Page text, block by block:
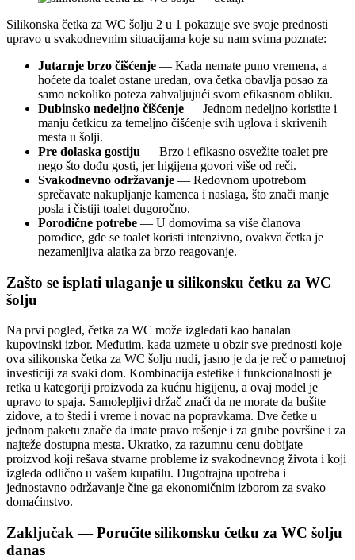
Silikonska četka za WC šolju 2 u 1 pokazuje sve svoje prednosti
upravo u svakodnevnim situacijama koje su nam svima poznate:
Jutarnje brzo čišćenje — Kada nemate puno vremena, a
hoćete da toalet ostane uredan, ova četka obavlja posao za
samo nekoliko poteza zahvaljujući svom efikasnom obliku.
Dubinsko nedeljno čišćenje — Jednom nedeljno koristite i
manju četkicu za temeljno čišćenje svih uglova i skrivenih
mesta u šolji.
Pre dolaska gostiju — Brzo i efikasno osvežite toalet pre
nego što dođu gosti, jer higijena govori više od reči.
Svakodnevno održavanje — Redovnom upotrebom
sprečavate nakupljanje kamenca i naslaga, što znači manje
posla i čistiji toalet dugoročno.
Porodične potrebe — U domovima sa više članova
porodice, gde se toalet koristi intenzivno, ovakva četka je
nezamenljiva alatka za brzo reagovanje.
Zašto se isplati ulaganje u silikonsku četku za WC
šolju
Na prvi pogled, četka za WC može izgledati kao banalan
kupovinski izbor. Međutim, kada uzmete u obzir sve prednosti koje
ova silikonska četka za WC šolju nudi, jasno je da je reč o pametnoj
investiciji za svaki dom. Kombinacija estetike i funkcionalnosti je
retka u kategoriji proizvoda za kućnu higijenu, a ovaj model je
upravo to spaja. Samolepljivi držač znači da ne morate da bušite
zidove, a to štedi i vreme i novac na popravkama. Dve četke u
jednom paketu znače da imate pravo rešenje i za grube površine i za
najteže dostupna mesta. Ukratko, za razumnu cenu dobijate
proizvod koji rešava stvarne probleme iz svakodnevnog života i koji
izgleda odlično u vašem kupatilu. Dugotrajna upotreba i
jednostavno održavanje čine ga ekonomičnim izborom za svako
domaćinstvo.
Zaključak — Poručite silikonsku četku za WC šolju
danas